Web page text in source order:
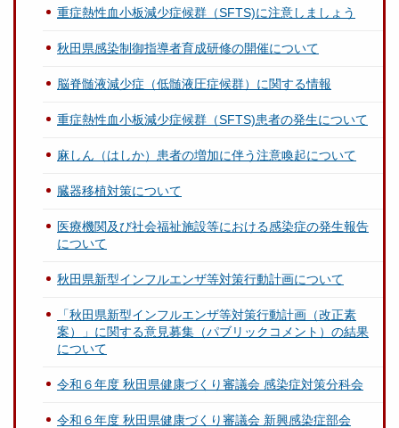
重症熱性血小板減少症候群（SFTS)に注意しましょう
秋田県感染制御指導者育成研修の開催について
脳脊髄液減少症（低髄液圧症候群）に関する情報
重症熱性血小板減少症候群（SFTS)患者の発生について
麻しん（はしか）患者の増加に伴う注意喚起について
臓器移植対策について
医療機関及び社会福祉施設等における感染症の発生報告
について
秋田県新型インフルエンザ等対策行動計画について
「秋田県新型インフルエンザ等対策行動計画（改正素
案）」に関する意見募集（パブリックコメント）の結果
について
令和６年度 秋田県健康づくり審議会 感染症対策分科会
令和６年度 秋田県健康づくり審議会 新興感染症部会